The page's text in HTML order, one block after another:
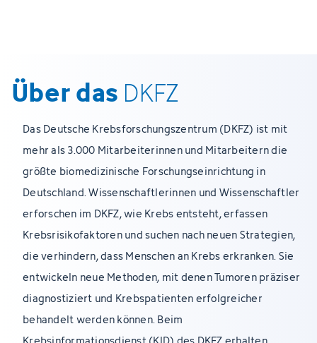
Über das DKFZ
Das Deutsche Krebsforschungszentrum (DKFZ) ist mit
mehr als 3.000 Mitarbeiterinnen und Mitarbeitern die
größte biomedizinische Forschungseinrichtung in
Deutschland. Wissenschaftlerinnen und Wissenschaftler
erforschen im DKFZ, wie Krebs entsteht, erfassen
Krebsrisikofaktoren und suchen nach neuen Strategien,
die verhindern, dass Menschen an Krebs erkranken. Sie
entwickeln neue Methoden, mit denen Tumoren präziser
diagnostiziert und Krebspatienten erfolgreicher
behandelt werden können. Beim